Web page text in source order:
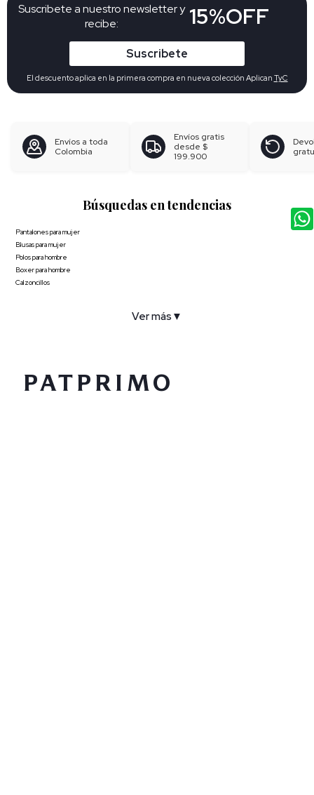
Suscribete a nuestro newsletter y
recibe:
15%OFF
Suscribete
El descuento aplica en la primera compra en nueva colección Aplican TyC
Envíos a toda
Colombia
Envíos gratis
desde $
199.900
Búsquedas en tendencias
Pantalones para mujer
Blusas para mujer
Polos para hombre
Boxer para hombre
Calzoncillos
Ver más ▼